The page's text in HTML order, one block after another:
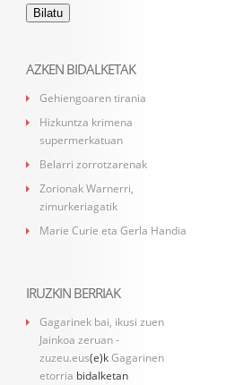
AZKEN BIDALKETAK
Gehiengoaren tirania
Hizkuntza krimena
supermerkatuan
Belarri zorrotzarenak
Zorionak Warnerri,
zimurkeriagatik
Marie Curie eta Gerla Handia
IRUZKIN BERRIAK
Gagarinek bai, ikusi zuen
Jainkoa zeruan -
zuzeu.eus(e)kGagarinen
etorria bidalketan